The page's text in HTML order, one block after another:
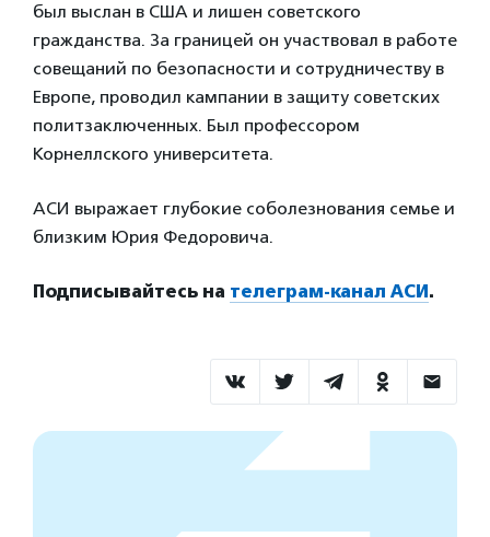
был выслан в США и лишен советского
гражданства. За границей он участвовал в работе
совещаний по безопасности и сотрудничеству в
Европе, проводил кампании в защиту советских
политзаключенных. Был профессором
Корнеллского университета.
АСИ выражает глубокие соболезнования семье и
близким Юрия Федоровича.
Подписывайтесь на телеграм-канал АСИ .